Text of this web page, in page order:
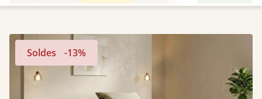
Soldes -13%